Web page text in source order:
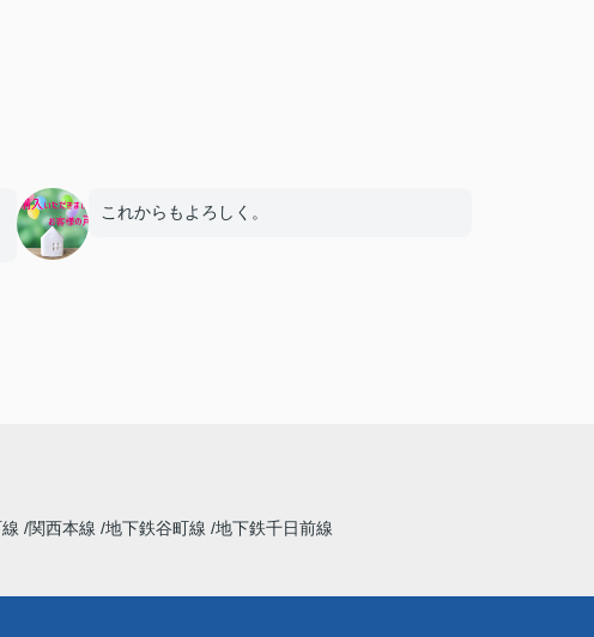
これからもよろしく。
関西本線 地下鉄谷町線 地下鉄千日前線